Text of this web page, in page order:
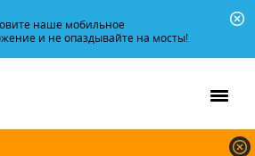
наше мобильное
и не опаздывайте на мосты!